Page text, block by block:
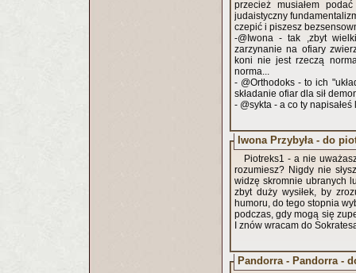
przecież musiałem
judaistyczny
czepić i piszesz
-@Iwona - tak ,zbyt
zarzynanie na ofiary
koni nie jest rzeczą
norma...
- @Orthodoks - to ich
składanie ofiar dla sił
- @sykta - a co ty
Iwona Przybyła - do
Piotreks1 - a nie
rozumiesz? Nigdy nie
widzę skromnie ubranych
zbyt duży wysiłek, by
humoru, do tego stopnia
podczas, gdy mogą się
I znów wracam do
Pandorra - Pandorra -